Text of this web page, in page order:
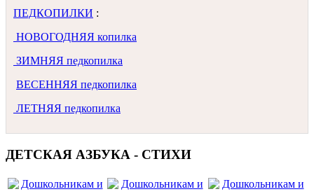
ПЕДКОПИЛКИ :
НОВОГОДНЯЯ копилка
ЗИМНЯЯ педкопилка
ВЕСЕННЯЯ педкопилка
ЛЕТНЯЯ педкопилка
ДЕТСКАЯ АЗБУКА - СТИХИ